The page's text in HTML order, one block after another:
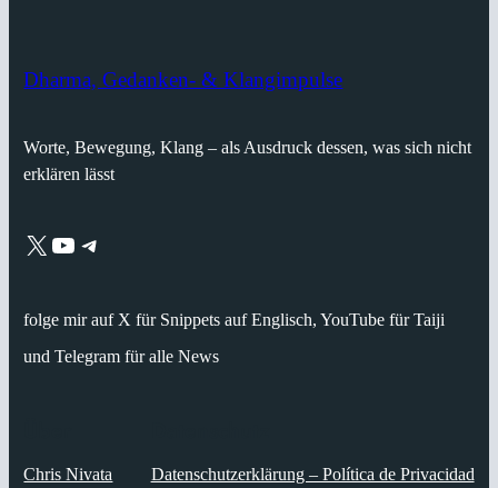
Dharma, Gedanken- & Klangimpulse
Worte, Bewegung, Klang – als Ausdruck dessen, was sich nicht
erklären lässt
X YouTube Telegram
folge mir auf X für Snippets auf Englisch, YouTube für Taiji
und Telegram für alle News
Chris Nivata Datenschutzerklärung – Política de Privacidad